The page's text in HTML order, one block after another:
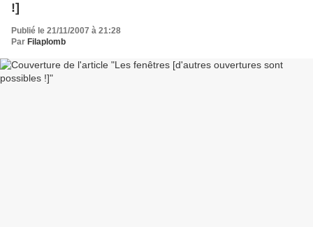
!]
Publié le 21/11/2007 à 21:28
Par Filaplomb